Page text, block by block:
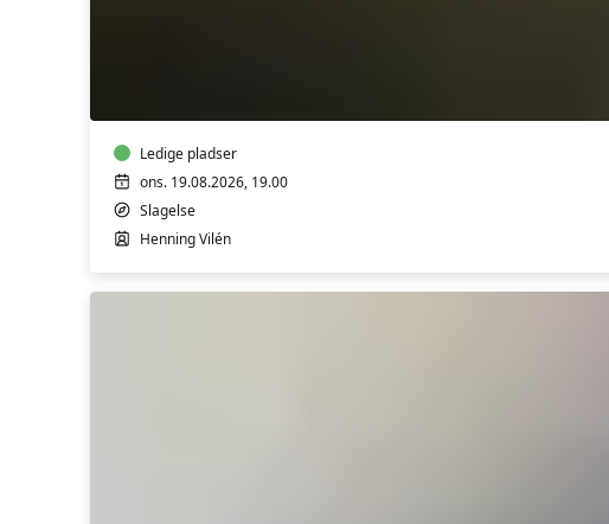
Sønderup
Kirke
i
Slagelse
Ledige pladser
ons. 19.08.2026, 19.00
Slagelse
Henning Vilén